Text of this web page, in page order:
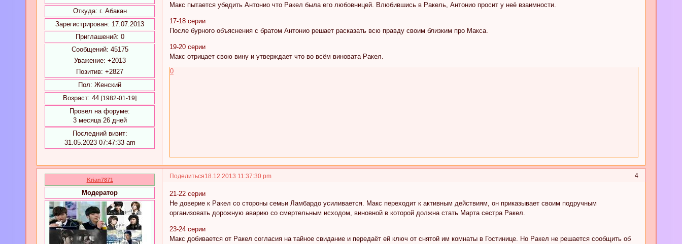
Откуда: г. Абакан
Зарегистрирован: 17.07.2013
Приглашений: 0
Сообщений: 45175
Уважение: +2013
Позитив: +2827
Пол: Женский
Возраст: 44 [1982-01-19]
Провел на форуме:
3 месяца 26 дней
Последний визит:
31.05.2023 07:47:33 am
Макс пытается убедить Антонио что Ракел была его любовницей. Влюбившись в Ракель, Антонио просит у неё взаимности.
17-18 серии
После бурного объяснения с братом Антонио решает расказать всю правду своим близким про Макса.
19-20 серии
Макс отрицает свою вину и утверждает что во всём виновата Ракел.
0
Поделиться 4
18.12.2013 11:37:30 pm
Krian7871
Модератор
21-22 серии
Не доверие к Ракел со стороны семьи Ламбардо усиливается. Макс переходит к активным действиям, он приказывает своим подручным
организовать дорожную аварию со смертельным исходом, виновной в которой должна стать Марта сестра Ракел.
23-24 серии
Макс добивается от Ракел согласия на тайное свидание и передаёт ей ключ от снятой им комнаты в Гостинице. Но Ракел не решается сообщить об